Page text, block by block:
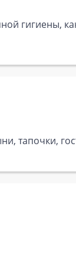
гигиены,
тапочки,